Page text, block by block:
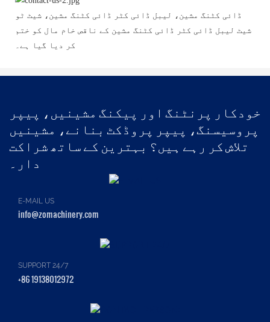
ڈائی کٹنگ مشین، لیبل ڈائی کٹر ڈائی کٹنگ مشین، شیٹ ٹو
شیٹ لیبل ڈائی کٹر ڈائی کٹنگ مشین کے ناقص خام مال کو ختم
کر دیا گیا ہے۔
خودکار پرنٹنگ اور پیکنگ مشینیں، پیپر
پروسیسنگ، پیپر پروڈکٹ بنانے، مشینیں
تلاش کر رہے ہیں؟ بہترین کے ساتھ شراکت
دار۔
E-MAIL US
info@zomachinery.com
SUPPORT 24/7
+86 19138012972